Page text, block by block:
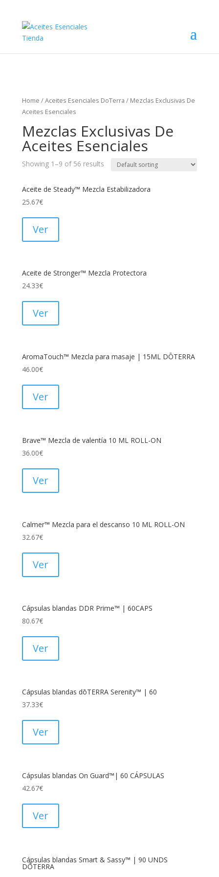
Home /Aceites Esenciales DoTerra / Mezclas Exclusivas De
Aceites Esenciales
Mezclas Exclusivas De
Aceites Esenciales
Showing 1–9 of 56 results
Aceite de Steady™ Mezcla Estabilizadora
25.67€
Ver
Aceite de Stronger™ Mezcla Protectora
24.33€
Ver
AromaTouch™ Mezcla para masaje | 15ML DŌTERRA
46.00€
Ver
Brave™ Mezcla de valentía 10 ML ROLL-ON
36.00€
Ver
Calmer™ Mezcla para el descanso 10 ML ROLL-ON
32.67€
Ver
Cápsulas blandas DDR Prime™ | 60CAPS
80.67€
Ver
Cápsulas blandas dōTERRA Serenity™ | 60
37.33€
Ver
Cápsulas blandas On Guard™| 60 CÁPSULAS
42.67€
Ver
Cápsulas blandas Smart & Sassy™ | 90 UNDS
DŌTERRA